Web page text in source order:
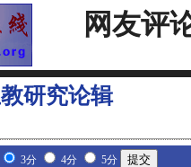
网友评
研究论辑
3分 4分 5分